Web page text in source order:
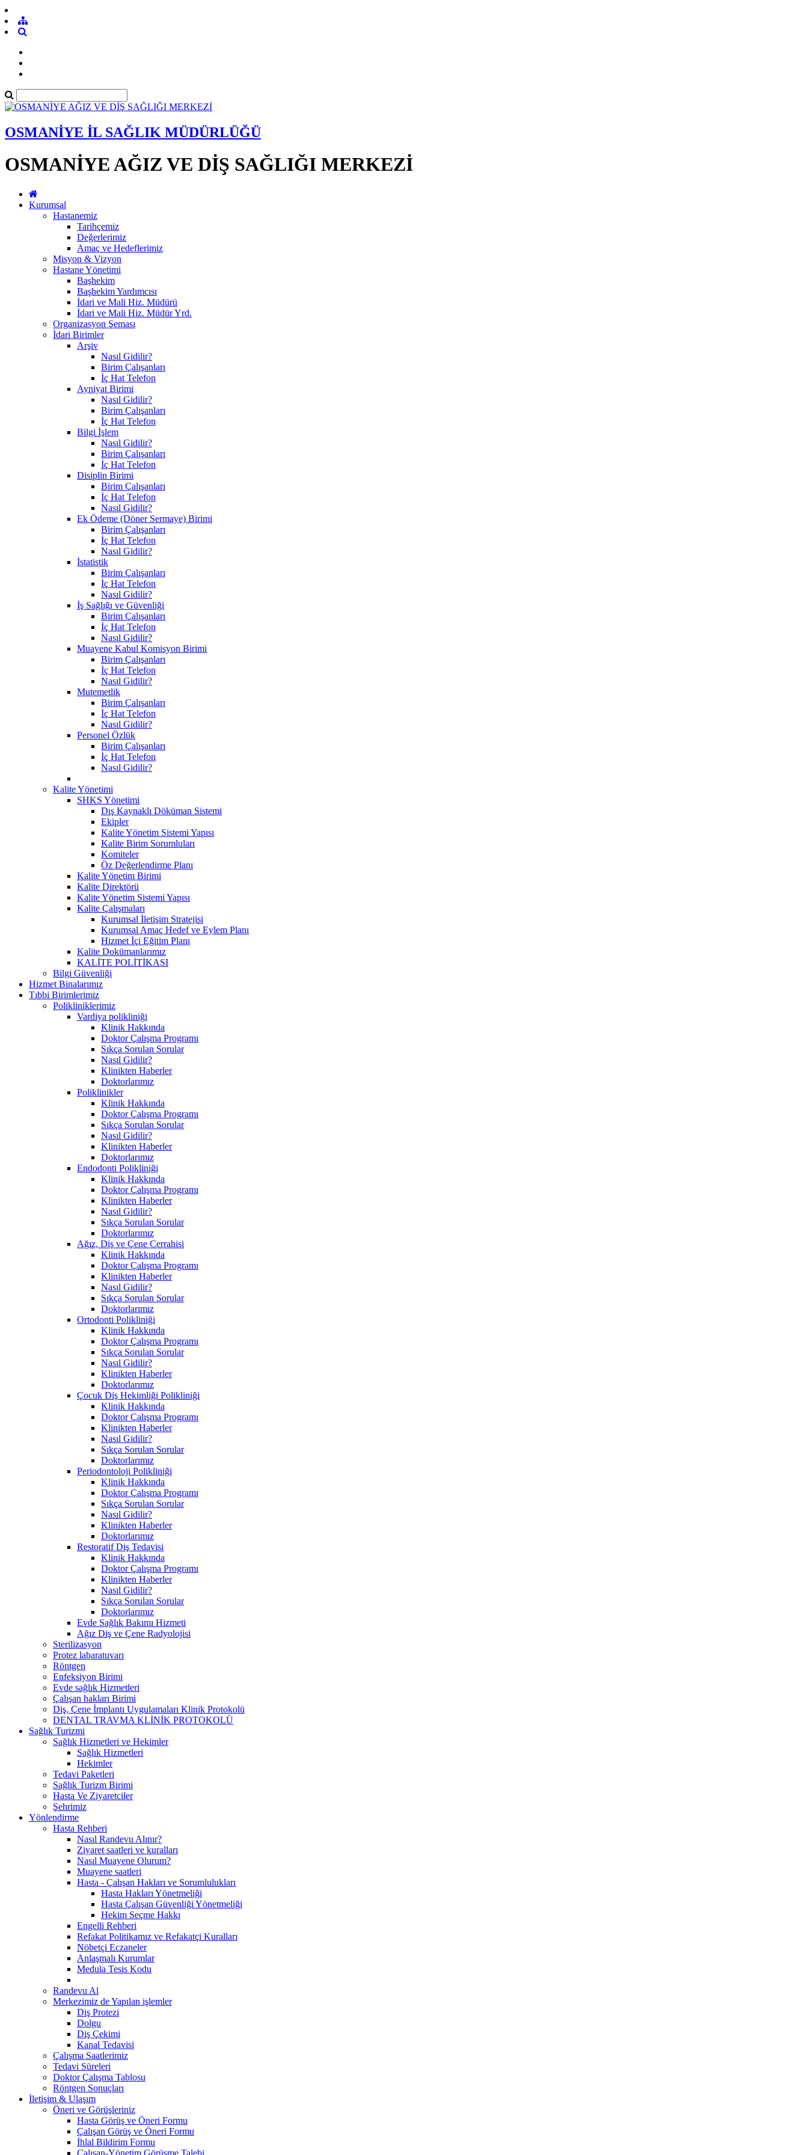
OSMANİYE İL SAĞLIK MÜDÜRLÜĞÜ
OSMANİYE AĞIZ VE DİŞ SAĞLIĞI MERKEZİ
Kurumsal
Hastanemiz
Tarihçemiz
Değerlerimiz
Amaç ve Hedeflerimiz
Misyon & Vizyon
Hastane Yönetimi
Başhekim
Başhekim Yardımcısı
İdari ve Mali Hiz. Müdürü
İdari ve Mali Hiz. Müdür Yrd.
Organizasyon Şeması
İdari Birimler
Arşiv
Nasıl Gidilir?
Birim Çalışanları
İç Hat Telefon
Ayniyat Birimi
Nasıl Gidilir?
Birim Çalışanları
İç Hat Telefon
Bilgi İşlem
Nasıl Gidilir?
Birim Çalışanları
İç Hat Telefon
Disiplin Birimi
Birim Çalışanları
İç Hat Telefon
Nasıl Gidilir?
Ek Ödeme (Döner Sermaye) Birimi
Birim Çalışanları
İç Hat Telefon
Nasıl Gidilir?
İstatistik
Birim Çalışanları
İç Hat Telefon
Nasıl Gidilir?
İş Sağlığı ve Güvenliği
Birim Çalışanları
İç Hat Telefon
Nasıl Gidilir?
Muayene Kabul Komisyon Birimi
Birim Çalışanları
İç Hat Telefon
Nasıl Gidilir?
Mutemetlik
Birim Çalışanları
İç Hat Telefon
Nasıl Gidilir?
Personel Özlük
Birim Çalışanları
İç Hat Telefon
Nasıl Gidilir?
Kalite Yönetimi
SHKS Yönetimi
Dış Kaynaklı Döküman Sistemi
Ekipler
Kalite Yönetim Sistemi Yapısı
Kalite Birim Sorumluları
Komiteler
Öz Değerlendirme Planı
Kalite Yönetim Birimi
Kalite Direktörü
Kalite Yönetim Sistemi Yapısı
Kalite Çalışmaları
Kurumsal İletişim Stratejisi
Kurumsal Amaç Hedef ve Eylem Planı
Hizmet İçi Eğitim Planı
Kalite Dokümanlarımız
KALİTE POLİTİKASI
Bilgi Güvenliği
Hizmet Binalarımız
Tıbbi Birimlerimiz
Polikliniklerimiz
Vardiya polikliniği
Klinik Hakkında
Doktor Çalışma Programı
Sıkça Sorulan Sorular
Nasıl Gidilir?
Klinikten Haberler
Doktorlarımız
Poliklinikler
Klinik Hakkında
Doktor Çalışma Programı
Sıkça Sorulan Sorular
Nasıl Gidilir?
Klinikten Haberler
Doktorlarımız
Endodonti Polikliniği
Klinik Hakkında
Doktor Çalışma Programı
Klinikten Haberler
Nasıl Gidilir?
Sıkça Sorulan Sorular
Doktorlarımız
Ağız, Diş ve Çene Cerrahisi
Klinik Hakkında
Doktor Çalışma Programı
Klinikten Haberler
Nasıl Gidilir?
Sıkça Sorulan Sorular
Doktorlarımız
Ortodonti Polikliniği
Klinik Hakkında
Doktor Çalışma Programı
Sıkça Sorulan Sorular
Nasıl Gidilir?
Klinikten Haberler
Doktorlarımız
Çocuk Diş Hekimliği Polikliniği
Klinik Hakkında
Doktor Çalışma Programı
Klinikten Haberler
Nasıl Gidilir?
Sıkça Sorulan Sorular
Doktorlarımız
Periodontoloji Polikliniği
Klinik Hakkında
Doktor Çalışma Programı
Sıkça Sorulan Sorular
Nasıl Gidilir?
Klinikten Haberler
Doktorlarımız
Restoratif Diş Tedavisi
Klinik Hakkında
Doktor Çalışma Programı
Klinikten Haberler
Nasıl Gidilir?
Sıkça Sorulan Sorular
Doktorlarımız
Evde Sağlık Bakımı Hizmeti
Ağız Diş ve Çene Radyolojisi
Sterilizasyon
Protez labaratuvarı
Röntgen
Enfeksiyon Birimi
Evde sağlık Hizmetleri
Çalışan hakları Birimi
Diş, Çene İmplantı Uygulamaları Klinik Protokolü
DENTAL TRAVMA KLİNİK PROTOKOLÜ
Sağlık Turizmi
Sağlık Hizmetleri ve Hekimler
Sağlık Hizmetleri
Hekimler
Tedavi Paketleri
Sağlık Turizm Birimi
Hasta Ve Ziyaretciler
Şehrimiz
Yönlendirme
Hasta Rehberi
Nasıl Randevu Alınır?
Ziyaret saatleri ve kuralları
Nasıl Muayene Olurum?
Muayene saatleri
Hasta - Çalışan Hakları ve Sorumlulukları
Hasta Hakları Yönetmeliği
Hasta Çalışan Güvenliği Yönetmeliği
Hekim Seçme Hakkı
Engelli Rehberi
Refakat Politikamız ve Refakatçi Kuralları
Nöbetçi Eczaneler
Anlaşmalı Kurumlar
Medula Tesis Kodu
Randevu Al
Merkezimiz de Yapılan işlemler
Diş Protezi
Dolgu
Diş Çekimi
Kanal Tedavisi
Çalışma Saatlerimiz
Tedavi Süreleri
Doktor Çalışma Tablosu
Röntgen Sonuçları
İletişim & Ulaşım
Öneri ve Görüşleriniz
Hasta Görüş ve Öneri Formu
Çalışan Görüş ve Öneri Formu
İhlal Bildirim Formu
Çalışan-Yönetim Görüşme Talebi